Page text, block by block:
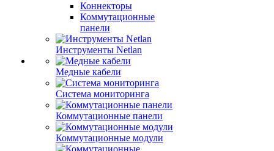
Коннекторы
Коммутационные
панели
Инструменты Netlan
Медные кабели
Система мониторинга
Коммутационные панели
Коммутационные модули